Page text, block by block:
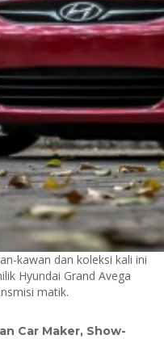
kawan dan koleksi kali ini
Hyundai Grand Avega
matik.
Car Maker, Show-